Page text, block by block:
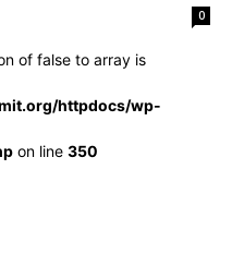
0
of false to array is
httpdocs/wp-
on line 350